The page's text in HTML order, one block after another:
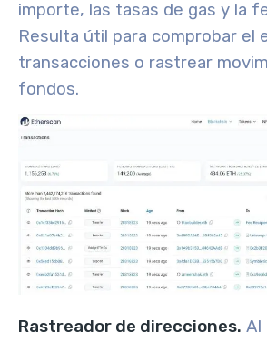
importe, las tasas de gas y la
Resulta útil para comprobar el
transacciones o rastrear
fondos.
Rastreador de direcciones. Al